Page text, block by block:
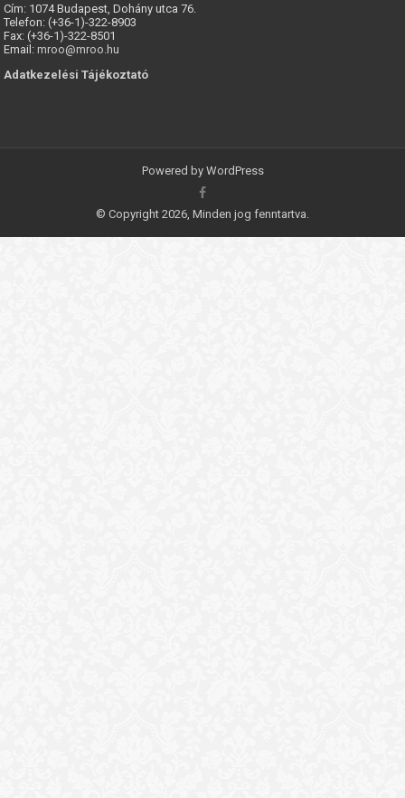
Cím: 1074 Budapest, Dohány utca 76.
Telefon: (+36-1)-322-8903
Fax: (+36-1)-322-8501
Email:mroo@mroo.hu
Adatkezelési Tájékoztató
Powered by WordPress
© Copyright 2026, Minden jog fenntartva.